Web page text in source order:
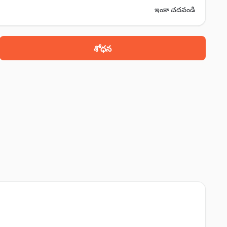
temple, శిరూర్, 412210
ఇంకా చదవండి
శోధన